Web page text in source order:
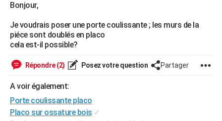
Essais
Réserver un essai
Citadines
Berlines
SUV
Forum auto
+HIGH-TECH
Mobiles
Meilleur smartphone
Internet
Ordinateurs
Jeux vidéo
Guide high-tech
+BRICOLAGE
Forum
Aménagement intérieur
Extérieur
Cuisine
Salle de bains
Jardinage
Rangement
Guides de France
Escapades
Patrimoine
Expositions
Musées
Week-end nature
Art de vivre
Bien-être
Loisirs
Mode
Modes de vie
Alimentation
Guide de la santé
Maladies
Médicaments
Sommeil
VOYAGE
Bonjour,
Je voudrais poser une porte coulissante ; les murs de la
piéce sont doublés en placo
cela est-il possible?
Répondre (2) Posez votre question Partager
A voir également:
Porte coulissante placo
Placo sur ossature bois ✓